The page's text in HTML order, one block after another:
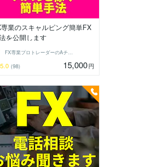
業のスキャルピング簡単FX
を公開します
5.0 (98) 15,000円